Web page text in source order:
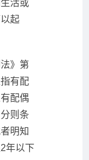
活或
起
》第
有配
配偶
则条
明知
年以下